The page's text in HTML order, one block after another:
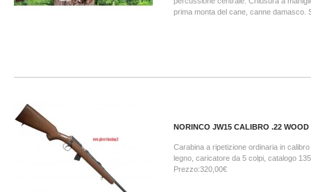
prima monta del cane, canne damasco.
NORINCO JW15 CALIBRO .22 WOOD
Carabina a ripetizione ordinaria in
legno, caricatore da 5 colpi, catalogo
Prezzo:320,00€